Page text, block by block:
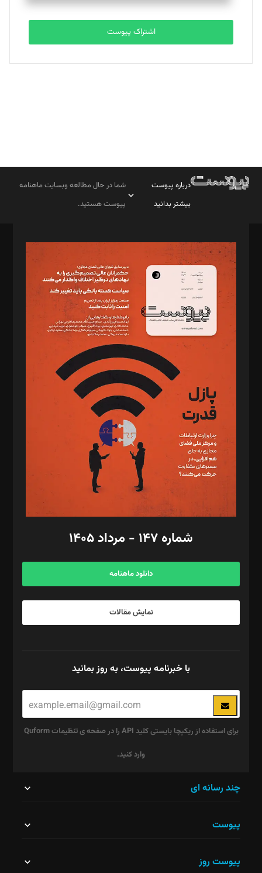
تحریریه
بابک نقاش
تحریریه
اشتراک پیوست
درباره پیوست
بیشتر بدانید
شما در حال مطالعه وبسایت ماهنامه
پیوست هستید.
مدیر مسئول: محمدباقر اثنی‌عشری
سردبیر: مهرک محمودی
دبیر تحریریه: میثم قاسمی
د‌بیر ناداستان: سمانه سمیع
د‌بیر خدمت و تجارت: ابوالفضل رجبی
د‌بیر حقوق فناوری: حسام‌الدین ایپکچی
د‌بیر پیوست جهان: مینا پاکدل
د‌بیر تحریریه آنلاین: بابک نقاش
تحریریه‌: مجتبی محمود‌ی، آرش برهمند، یسنا امان‌پور، سروش کرمیان،
مصطفی مسجدی آرانی، ابوالفضل رجبی، زهرا فکرانه، فائزه فتحی
رستمی،مصطفی باستان
ویرایش: نگار استاد‌‌آقا
طراح یونیفرم: مجید توکلی
فیلمبرداری و عکاسی: امیر شفیعی، مانی لطفی زاده
گرافیک و صفحه‌آرایی: سید‌سبحان‌علی ثابت
مد‌یر توسعه تجاری: کامبیز برید‌
امور مالی: شاپور رهبری، محمد‌ کاظمی‌نیا
آگهی و مشترکین: ۰۹۱۹۹۹۹۰۴۵۴
شماره ۱۴۷ - مرداد ۱۴۰۵
دانلود ماهنامه
نمایش مقالات
با خبرنامه پیوست، به روز بمانید
برای استفاده از ریکپچا بایستی کلید API را در صفحه ی تنظیمات Quform
وارد کنید.
نباید
چند رسانه ای
پیوست
پیوست روز